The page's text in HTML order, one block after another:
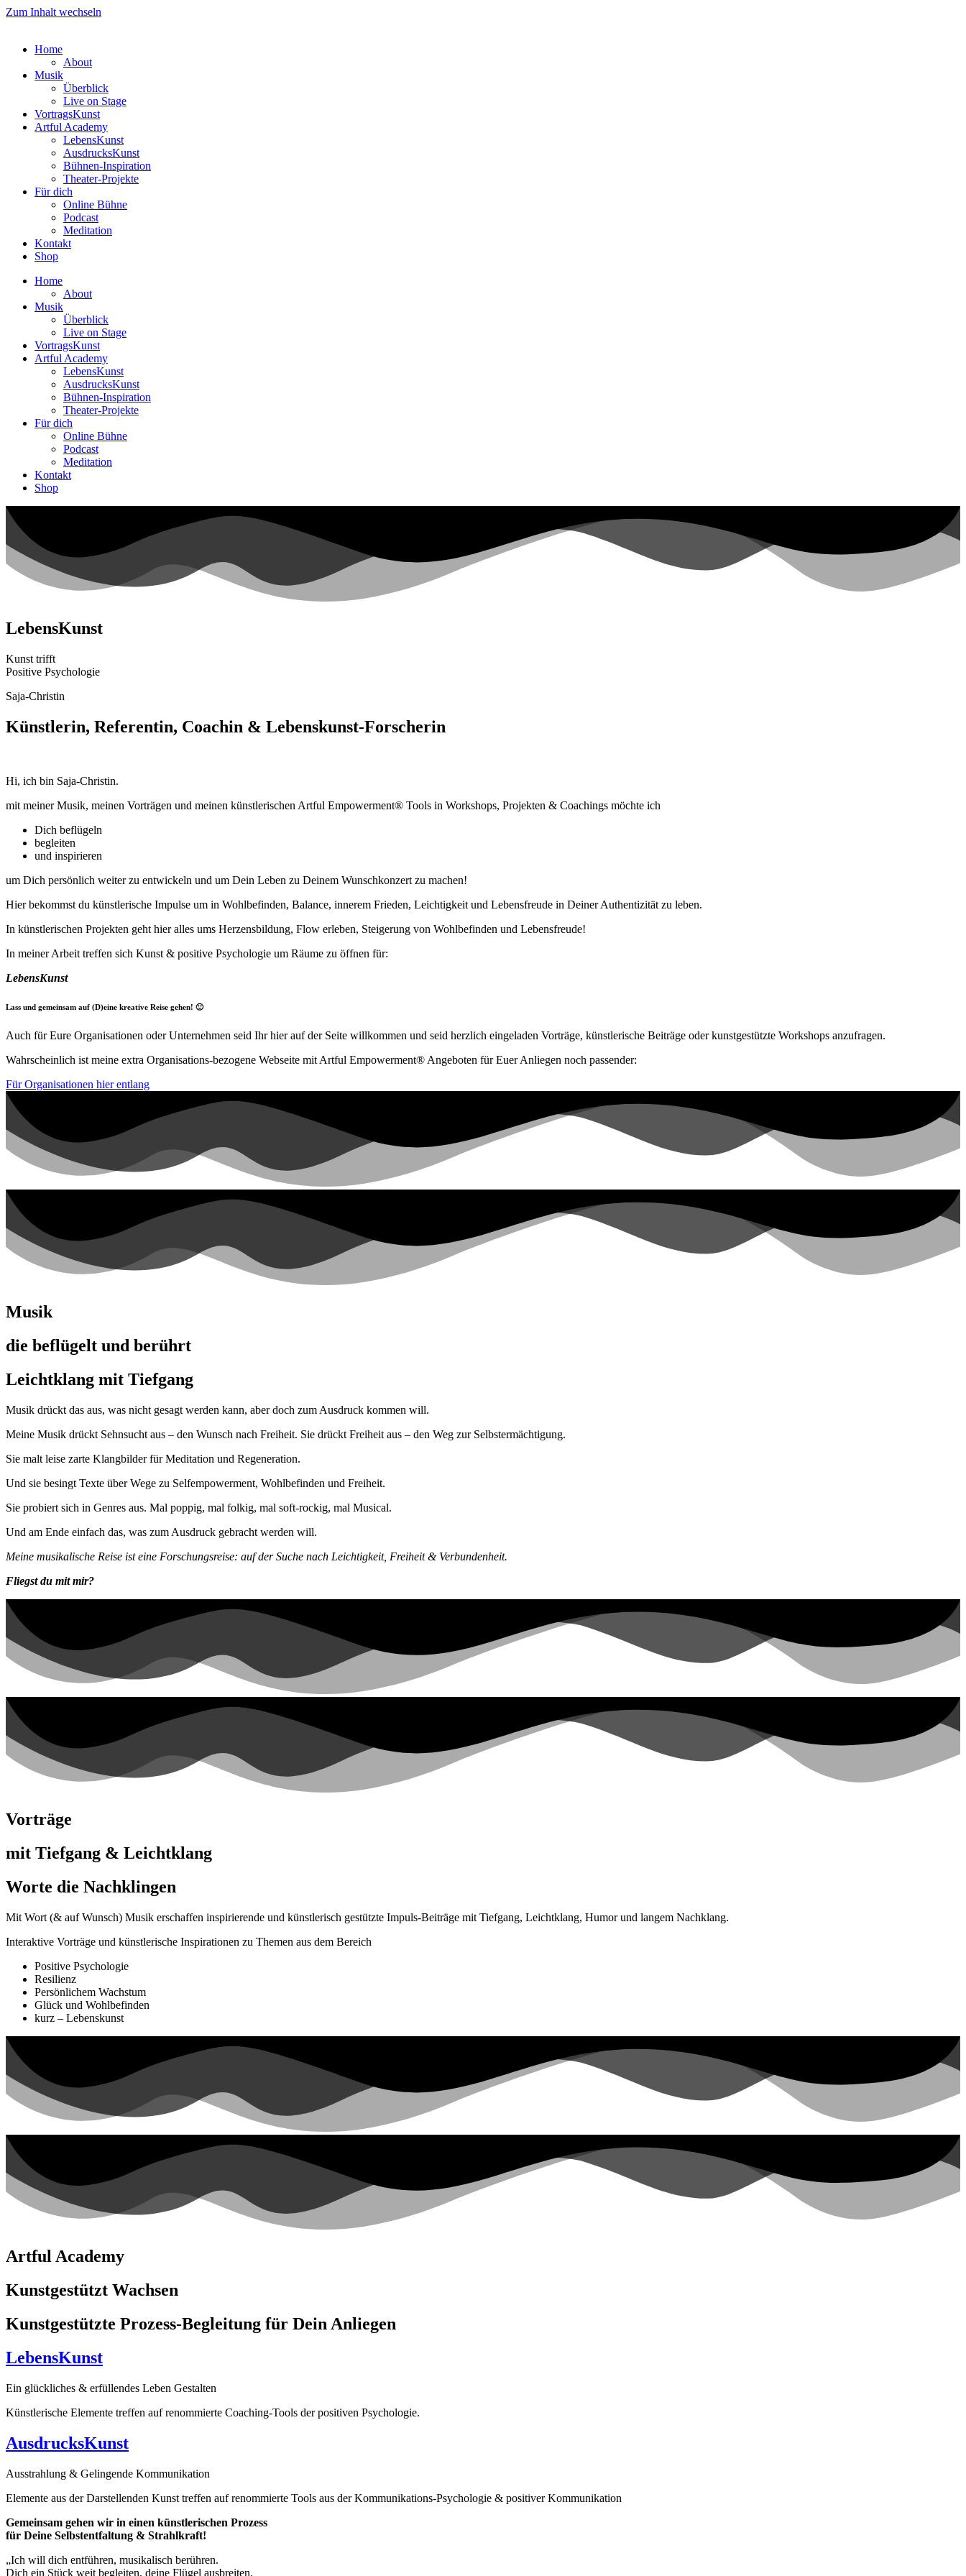
Zum Inhalt wechseln
Home
About
Musik
Überblick
Live on Stage
VortragsKunst
Artful Academy
LebensKunst
AusdrucksKunst
Bühnen-Inspiration
Theater-Projekte
Für dich
Online Bühne
Podcast
Meditation
Kontakt
Shop
Home
About
Musik
Überblick
Live on Stage
VortragsKunst
Artful Academy
LebensKunst
AusdrucksKunst
Bühnen-Inspiration
Theater-Projekte
Für dich
Online Bühne
Podcast
Meditation
Kontakt
Shop
LebensKunst
Kunst trifft
Positive Psychologie
Saja-Christin
Künstlerin, Referentin, Coachin & Lebenskunst-Forscherin
Hi, ich bin Saja-Christin.
mit meiner Musik, meinen Vorträgen und meinen künstlerischen Artful Empowerment® Tools in Workshops, Projekten & Coachings möchte ich
Dich beflügeln
begleiten
und inspirieren
um Dich persönlich weiter zu entwickeln und um Dein Leben zu Deinem Wunschkonzert zu machen!
Hier bekommst du künstlerische Impulse um in Wohlbefinden, Balance, innerem Frieden, Leichtigkeit und Lebensfreude in Deiner Authentizität zu leben.
In künstlerischen Projekten geht hier alles ums Herzensbildung, Flow erleben, Steigerung von Wohlbefinden und Lebensfreude!
In meiner Arbeit treffen sich Kunst & positive Psychologie um Räume zu öffnen für:
LebensKunst
Lass und gemeinsam auf (D)eine kreative Reise gehen! 🙂
Auch für Eure Organisationen oder Unternehmen seid Ihr hier auf der Seite willkommen und seid herzlich eingeladen Vorträge, künstlerische Beiträge oder kunstgestützte Workshops anzufragen.
Wahrscheinlich ist meine extra Organisations-bezogene Webseite mit Artful Empowerment® Angeboten für Euer Anliegen noch passender:
Für Organisationen hier entlang
Musik
die beflügelt und berührt
Leichtklang mit Tiefgang
Musik drückt das aus, was nicht gesagt werden kann, aber doch zum Ausdruck kommen will.
Meine Musik drückt Sehnsucht aus – den Wunsch nach Freiheit. Sie drückt Freiheit aus – den Weg zur Selbstermächtigung.
Sie malt leise zarte Klangbilder für Meditation und Regeneration.
Und sie besingt Texte über Wege zu Selfempowerment, Wohlbefinden und Freiheit.
Sie probiert sich in Genres aus. Mal poppig, mal folkig, mal soft-rockig, mal Musical.
Und am Ende einfach das, was zum Ausdruck gebracht werden will.
Meine musikalische Reise ist eine Forschungsreise: auf der Suche nach Leichtigkeit, Freiheit & Verbundenheit.
Fliegst du mit mir?
Vorträge
mit Tiefgang & Leichtklang
Worte die Nachklingen
Mit Wort (& auf Wunsch) Musik erschaffen inspirierende und künstlerisch gestützte Impuls-Beiträge mit Tiefgang, Leichtklang, Humor und langem Nachklang.
Interaktive Vorträge und künstlerische Inspirationen zu Themen aus dem Bereich
Positive Psychologie
Resilienz
Persönlichem Wachstum
Glück und Wohlbefinden
kurz – Lebenskunst
Artful Academy
Kunstgestützt Wachsen
Kunstgestützte Prozess-Begleitung für Dein Anliegen
LebensKunst
Ein glückliches & erfüllendes Leben Gestalten
Künstlerische Elemente treffen auf renommierte Coaching-Tools der positiven Psychologie.
AusdrucksKunst
Ausstrahlung & Gelingende Kommunikation
Elemente aus der Darstellenden Kunst treffen auf renommierte Tools aus der Kommunikations-Psychologie & positiver Kommunikation
Gemeinsam gehen wir in einen künstlerischen Prozess
für Deine Selbstentfaltung & Strahlkraft!
„Ich will dich entführen, musikalisch berühren.
Dich ein Stück weit begleiten, deine Flügel ausbreiten.